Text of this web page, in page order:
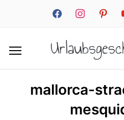
facebookinstagrampinterest
mallorca-